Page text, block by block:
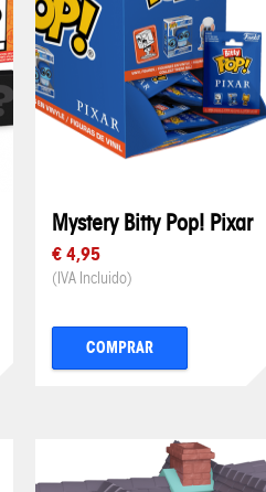
Mystery Bitty Pop! Pixar
€ 4,95
(IVA Incluido)
COMPRAR